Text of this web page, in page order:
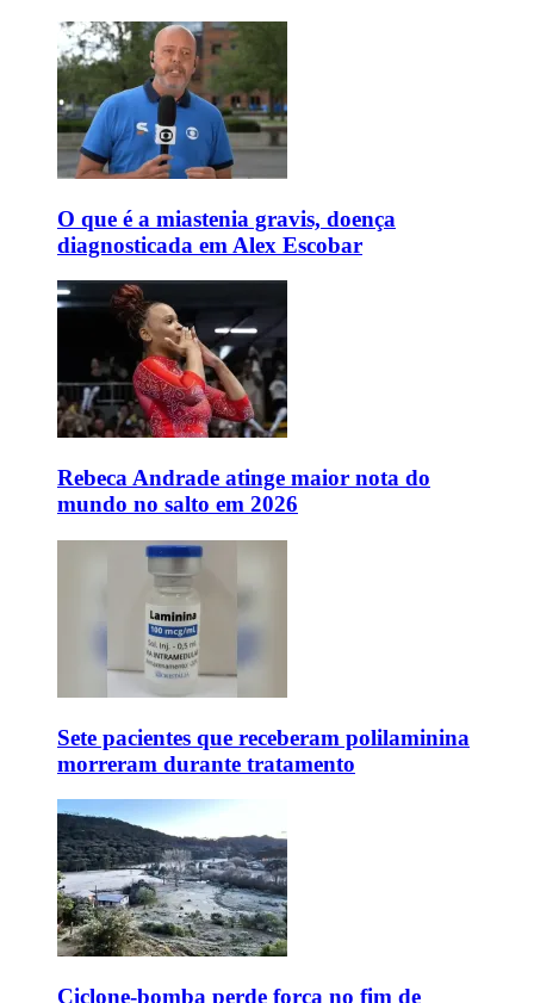
O que é a miastenia gravis, doença
diagnosticada em Alex Escobar
Rebeca Andrade atinge maior nota do
mundo no salto em 2026
Sete pacientes que receberam polilaminina
morreram durante tratamento
Ciclone-bomba perde força no fim de